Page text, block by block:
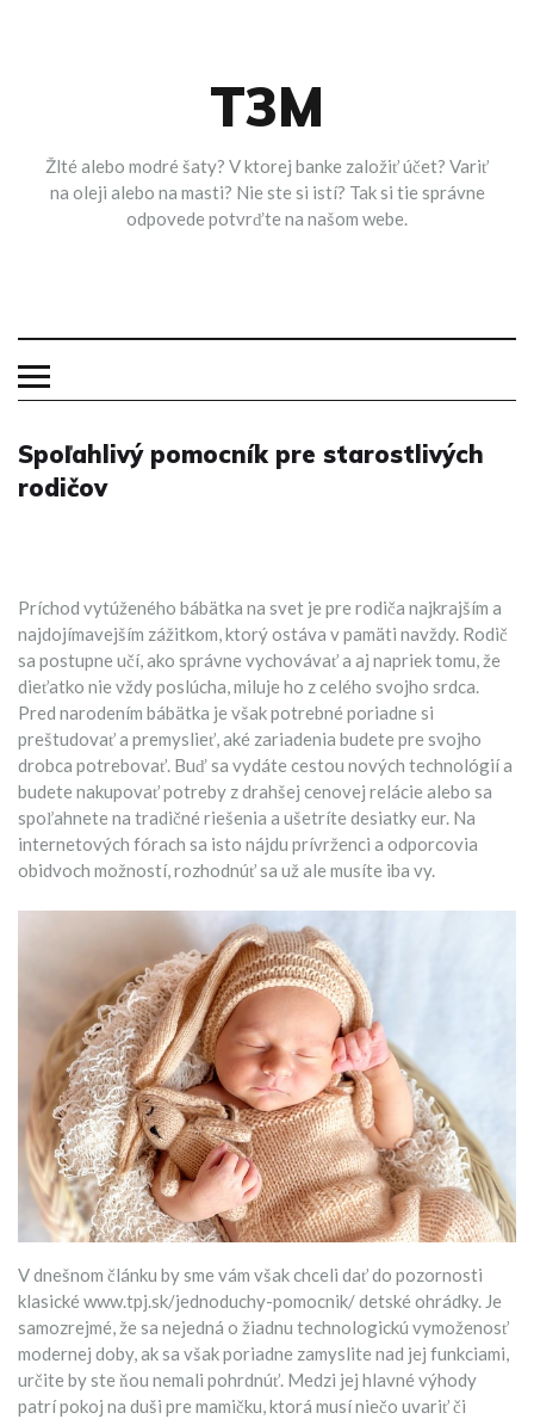
T3M
Žlté alebo modré šaty? V ktorej banke založiť účet? Variť
na oleji alebo na masti? Nie ste si istí? Tak si tie správne
odpovede potvrďte na našom webe.
Spoľahlivý pomocník pre starostlivých
rodičov
Príchod vytúženého bábätka na svet je pre rodiča najkrajším a
najdojímavejším zážitkom, ktorý ostáva v pamäti navždy. Rodič
sa postupne učí, ako správne vychovávať a aj napriek tomu, že
dieťatko nie vždy poslúcha, miluje ho z celého svojho srdca.
Pred narodením bábätka je však potrebné poriadne si
preštudovať a premyslieť, aké zariadenia budete pre svojho
drobca potrebovať. Buď sa vydáte cestou nových technológií a
budete nakupovať potreby z drahšej cenovej relácie alebo sa
spoľahnete na tradičné riešenia a ušetríte desiatky eur. Na
internetových fórach sa isto nájdu prívrženci a odporcovia
obidvoch možností, rozhodnúť sa už ale musíte iba vy.
V dnešnom článku by sme vám však chceli dať do pozornosti
klasické www.tpj.sk/jednoduchy-pomocnik/detské ohrádky. Je
samozrejmé, že sa nejedná o žiadnu technologickú vymoženosť
modernej doby, ak sa však poriadne zamyslite nad jej funkciami,
určite by ste ňou nemali pohrdnúť. Medzi jej hlavné výhody
patrí pokoj na duši pre mamičku, ktorá musí niečo uvariť či